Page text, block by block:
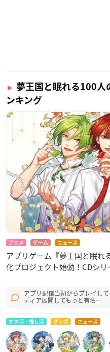
夢王国と眠れる100人
ンキング
アニメ ゲーム ニュース
アプリゲーム『夢王国と眠れ
化プロジェクト始動！CDシリ
アプリ配信当初からプレイし
ディア展開してもっと有名…
オタ活・推し活 グッズ ニュース